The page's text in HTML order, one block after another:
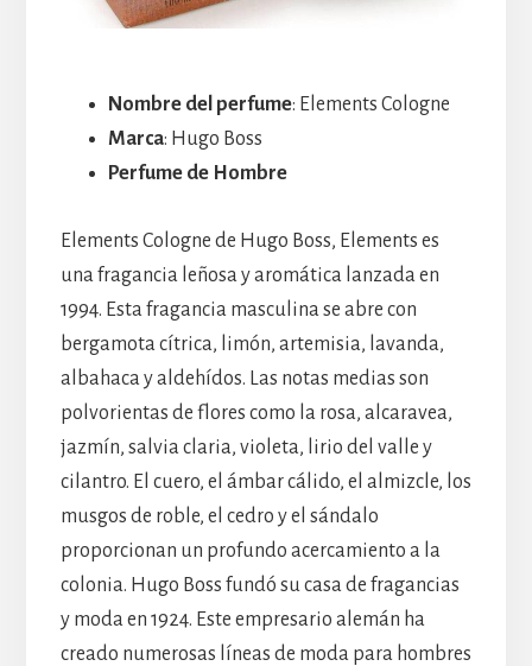
Nombre del perfume: Elements Cologne
Marca: Hugo Boss
Perfume de Hombre
Elements Cologne de Hugo Boss, Elements es
una fragancia leñosa y aromática lanzada en
1994. Esta fragancia masculina se abre con
bergamota cítrica, limón, artemisia, lavanda,
albahaca y aldehídos. Las notas medias son
polvorientas de flores como la rosa, alcaravea,
jazmín, salvia claria, violeta, lirio del valle y
cilantro. El cuero, el ámbar cálido, el almizcle, los
musgos de roble, el cedro y el sándalo
proporcionan un profundo acercamiento a la
colonia. Hugo Boss fundó su casa de fragancias
y moda en 1924. Este empresario alemán ha
creado numerosas líneas de moda para hombres